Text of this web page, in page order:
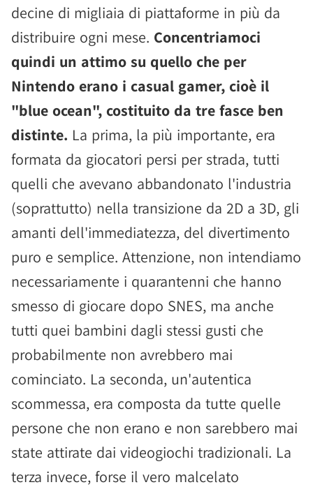
decine di migliaia di piattaforme in più da
distribuire ogni mese. Concentriamoci
quindi un attimo su quello che per
Nintendo erano i casual gamer, cioè il
"blue ocean", costituito da tre fasce ben
distinte. La prima, la più importante, era
formata da giocatori persi per strada, tutti
quelli che avevano abbandonato l'industria
(soprattutto) nella transizione da 2D a 3D, gli
amanti dell'immediatezza, del divertimento
puro e semplice. Attenzione, non intendiamo
necessariamente i quarantenni che hanno
smesso di giocare dopo SNES, ma anche
tutti quei bambini dagli stessi gusti che
probabilmente non avrebbero mai
cominciato. La seconda, un'autentica
scommessa, era composta da tutte quelle
persone che non erano e non sarebbero mai
state attirate dai videogiochi tradizionali. La
terza invece, forse il vero malcelato